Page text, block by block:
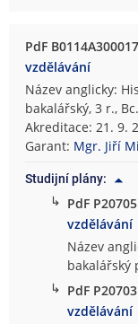
PdF
vzdělávání
Název anglicky:
bakalářský, 3 r.,
Akreditace: 21. 9.
Garant: Mgr. Jiří
Studijní plány:
↳ PdF
vzdělávání
Název
bakalářský
↳ PdF
vzdělávání